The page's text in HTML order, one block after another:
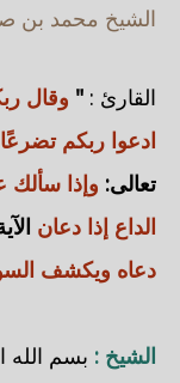
الشيخ محمد بن
القارئ : " وقال
ادعوا ربكم
تعالى: وإذا
الداع إذا دعان
دعاه ويكشف
الشيخ : بسم الله